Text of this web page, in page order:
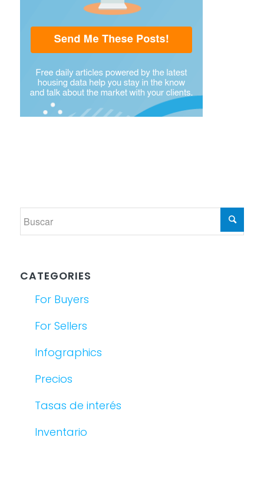
CATEGORIES
For Buyers
For Sellers
Infographics
Precios
Tasas de interés
Inventario